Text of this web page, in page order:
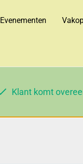
Evenementen
Klant komt